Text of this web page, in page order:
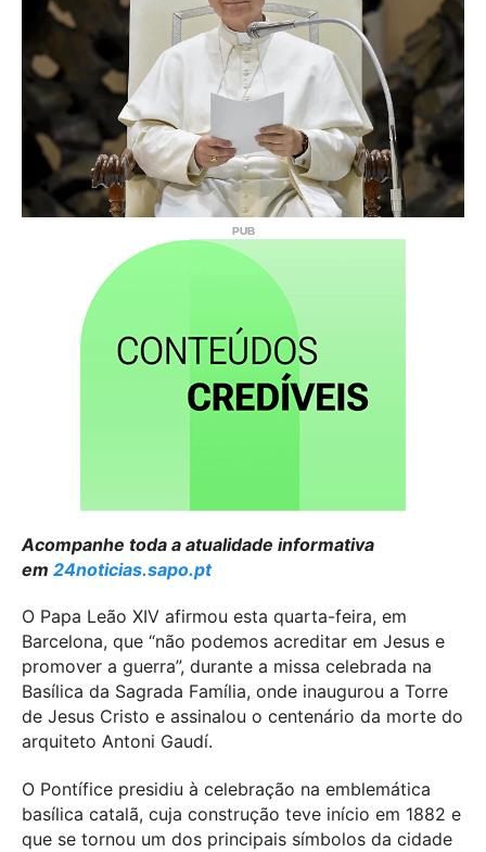
Acompanhe toda a atualidade informativa
em 24noticias.sapo.pt
O Papa Leão XIV afirmou esta quarta-feira, em
Barcelona, que “não podemos acreditar em Jesus e
promover a guerra”, durante a missa celebrada na
Basílica da Sagrada Família, onde inaugurou a Torre
de Jesus Cristo e assinalou o centenário da morte do
arquiteto Antoni Gaudí.
O Pontífice presidiu à celebração na emblemática
basílica catalã, cuja construção teve início em 1882 e
que se tornou um dos principais símbolos da cidade